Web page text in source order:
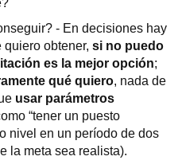
- En decisiones hay
obtener, si no puedo
es la mejor opción;
qué quiero, nada de
usar parámetros
“tener un puesto
nivel en un período de dos
la meta sea realista).